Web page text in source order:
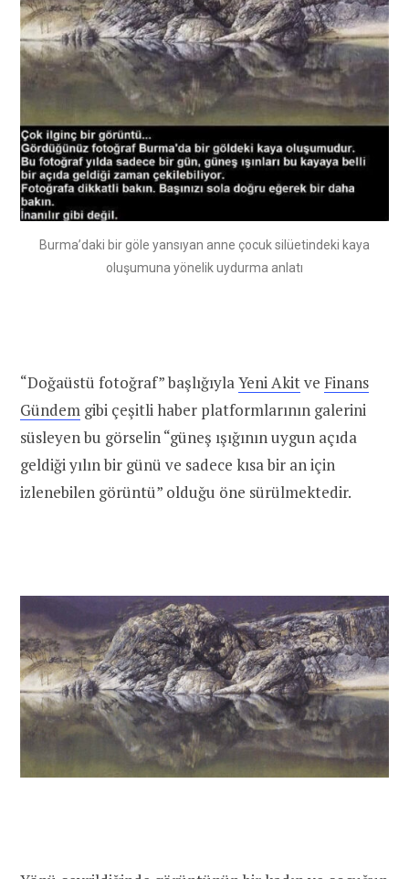
Burma’daki bir göle yansıyan anne çocuk silüetindeki kaya
oluşumuna yönelik uydurma anlatı
“Doğaüstü fotoğraf” başlığıylaYeni Akitve Finans
Gündem gibi çeşitli haber platformlarının galerini
süsleyen bu görselin “güneş ışığının uygun açıda
geldiği yılın bir günü ve sadece kısa bir an için
izlenebilen görüntü” olduğu öne sürülmektedir.